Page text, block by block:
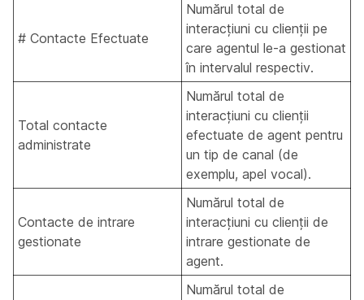
# Contacte Efectuate
Numărul total de
interacțiuni cu clienții pe
care agentul le-a gestionat
în intervalul respectiv.
Total contacte
administrate
Numărul total de
interacțiuni cu clienții
efectuate de agent pentru
un tip de canal (de
exemplu, apel vocal).
Contacte de intrare
gestionate
Numărul total de
interacțiuni cu clienții de
intrare gestionate de
agent.
Numărul total de